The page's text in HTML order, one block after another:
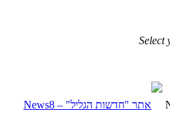
Select